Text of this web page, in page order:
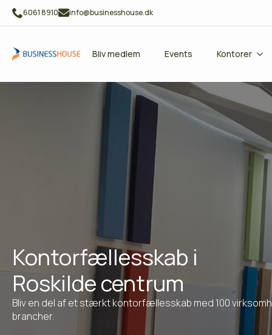
6061 8910 info@businesshouse.dk
Bliv medlem Events Kontorer
Kontorfællesskab i
Roskilde centrum
Bliv en del af et stærkt kontorfællesskab med 100
brancher.
16